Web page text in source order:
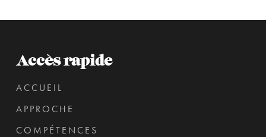
Accès rapide
ACCUEIL
APPROCHE
COMPÉTENCES